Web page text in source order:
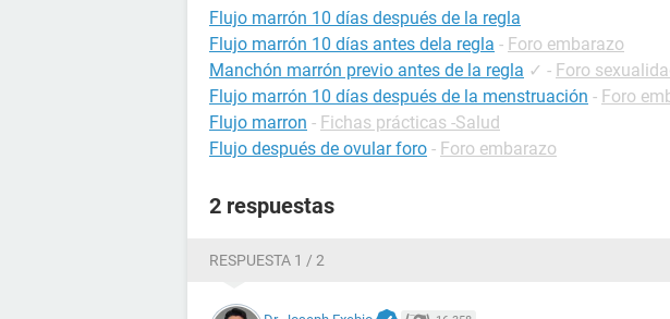
Flujo marrón 10 días después de la regla
Flujo marrón 10 días antes dela regla - Foro embarazo
Manchón marrón previo antes de la regla ✓ - Foro
Flujo marrón 10 días después de la menstruación - Foro
Flujo marron - Fichas prácticas -Salud
Flujo después de ovular foro - Foro embarazo
2 respuestas
RESPUESTA 1 / 2